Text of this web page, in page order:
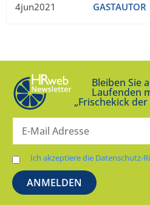
4jun2021 GASTAUTOR
Bleiben Sie
Laufenden
„Frischekick der
Ich akzeptiere die Datenschutz-